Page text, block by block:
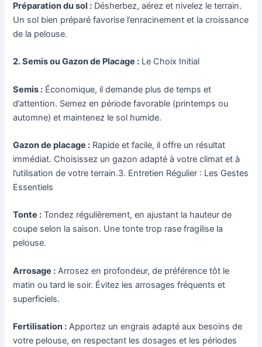
Préparation du sol : Désherbez, aérez et nivelez le terrain.
Un sol bien préparé favorise l’enracinement et la croissance
de la pelouse.
2. Semis ou Gazon de Placage : Le Choix Initial
Semis : Économique, il demande plus de temps et
d’attention. Semez en période favorable (printemps ou
automne) et maintenez le sol humide.
Gazon de placage : Rapide et facile, il offre un résultat
immédiat. Choisissez un gazon adapté à votre climat et à
l’utilisation de votre terrain.3. Entretien Régulier : Les Gestes
Essentiels
Tonte : Tondez régulièrement, en ajustant la hauteur de
coupe selon la saison. Une tonte trop rase fragilise la
pelouse.
Arrosage : Arrosez en profondeur, de préférence tôt le
matin ou tard le soir. Évitez les arrosages fréquents et
superficiels.
Fertilisation : Apportez un engrais adapté aux besoins de
votre pelouse, en respectant les dosages et les périodes